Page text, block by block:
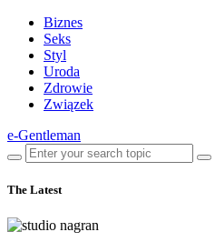
Biznes
Seks
Styl
Uroda
Zdrowie
Związek
e-Gentleman
The Latest